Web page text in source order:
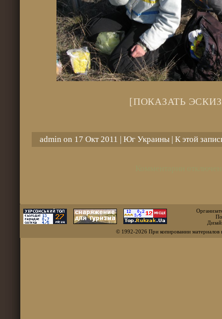
[ПОКАЗАТЬ
admin on 17 Окт 2011 | Юг Украины| К этой
© 1992-2026 При копировании материалов